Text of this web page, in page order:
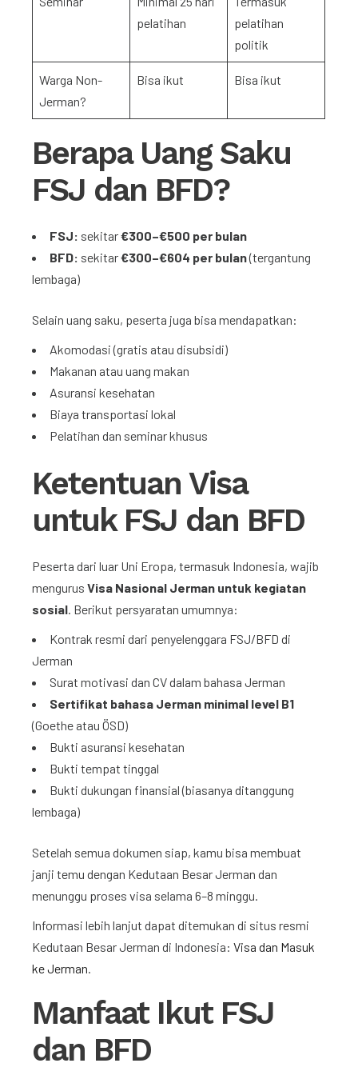
pelatihan
pelatihan
politik
Warga Non-
Jerman?
Bisa ikut Bisa ikut
Berapa Uang Saku
FSJ dan BFD?
FSJ: sekitar€300–€500 per bulan
BFD: sekitar€300–€604 per bulan(tergantung
lembaga)
Selain uang saku, peserta juga bisa mendapatkan:
Akomodasi (gratis atau disubsidi)
Makanan atau uang makan
Asuransi kesehatan
Biaya transportasi lokal
Pelatihan dan seminar khusus
Ketentuan Visa
untuk FSJ dan BFD
Peserta dari luar Uni Eropa, termasuk Indonesia, wajib
mengurusVisa Nasional Jerman untuk kegiatan
sosial. Berikut persyaratan umumnya:
Kontrak resmi dari penyelenggara FSJ/BFD di
Jerman
Surat motivasi dan CV dalam bahasa Jerman
Sertifikat bahasa Jerman minimal level B1
(Goethe atau ÖSD)
Bukti asuransi kesehatan
Bukti tempat tinggal
Bukti dukungan finansial (biasanya ditanggung
lembaga)
Setelah semua dokumen siap, kamu bisa membuat
janji temu dengan Kedutaan Besar Jerman dan
menunggu proses visa selama 6–8 minggu.
Informasi lebih lanjut dapat ditemukan di situs resmi
Kedutaan Besar Jerman di Indonesia:Visa dan Masuk
ke Jerman.
Manfaat Ikut FSJ
dan BFD